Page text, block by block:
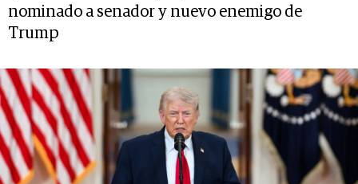
nominado a senador y nuevo enemigo de
Trump